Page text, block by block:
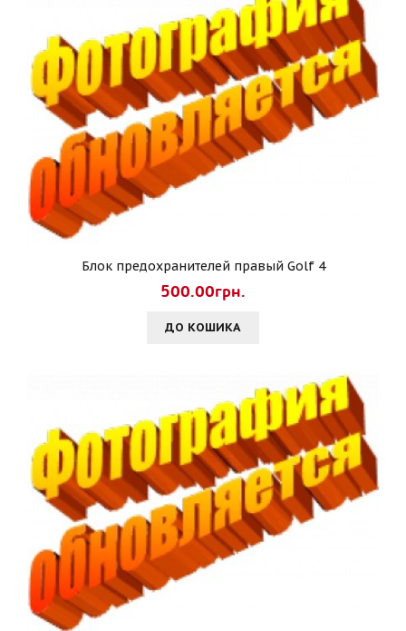
Блок предохранителей правый Golf 4
500.00грн.
ДО КОШИКА